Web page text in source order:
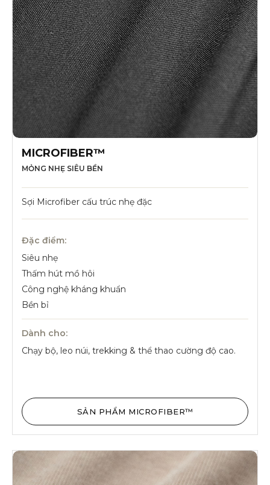
MICROFIBER™
MỎNG NHẸ SIÊU BỀN
Sợi Microfiber cấu trúc nhẹ đặc
Đặc điểm:
Siêu nhẹ
Thấm hút mồ hôi
Công nghệ kháng khuẩn
Bền bỉ
Dành cho:
Chạy bộ, leo núi, trekking & thể thao cường độ cao.
SẢN PHẨM MICROFIBER™